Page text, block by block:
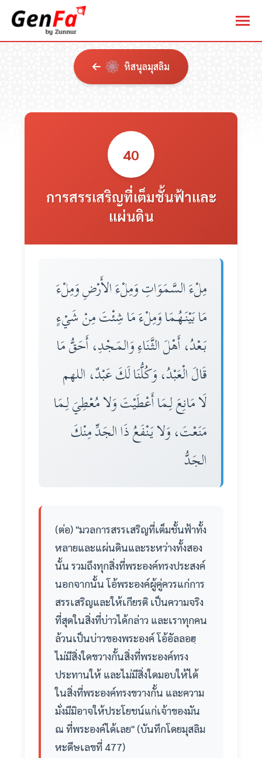
หิสนุลมุสลิม
40
การสรรเสริญที่เต็มชั้นฟ้าและ
แผ่นดิน
مِلْءَ السَّمَوَاتِ وَمِلْءَ الأَرْضِ وَمِلْءَ
مَا بَيْنَـهُـمَا وَمِلْءَ مَا شِئْتَ مِنْ شَيْءٍ
بَـعْدُ، أَهْلَ الثَّنَاءِ وَالمَـجْدِ، أَحَقُّ مَا
قَالَ الْعَبْدُ، وَكُلُّنَا لَكَ عَبْدٌ، اللهم
لَا مَانِعَ لِـمَا أَعْطَيْتَ وَلا مُعْطِيَ لِـمَا
مَنَعْتَ، وَلا يَنْفَعُ ذَا الجَدِّ مِنْكَ
الجَدُّ
(ต่อ) "มวลการสรรเสริญที่เต็มชั้นฟ้าทั้ง
หลายและแผ่นดินและระหว่างทั้งสอง
นั้น รวมถึงทุกสิ่งที่พระองค์ทรงประสงค์
นอกจากนั้น โอ้พระองค์ผู้คู่ควรแก่การ
สรรเสริญและให้เกียรติ เป็นความจริง
ที่สุดในสิ่งที่บ่าวได้กล่าว และเราทุกคน
ล้วนเป็นบ่าวของพระองค์ โอ้อัลลอฮฺ
ไม่มีสิ่งใดขวางกั้นสิ่งที่พระองค์ทรง
ประทานให้ และไม่มีสิ่งใดมอบให้ได้
ในสิ่งที่พระองค์ทรงขวางกั้น และความ
มั่งมีมิอาจให้ประโยชน์แก่เจ้าของมัน
ณ ที่พระองค์ได้เลย" (บันทึกโดยมุสลิม
หะดีษเลขที่ 477)